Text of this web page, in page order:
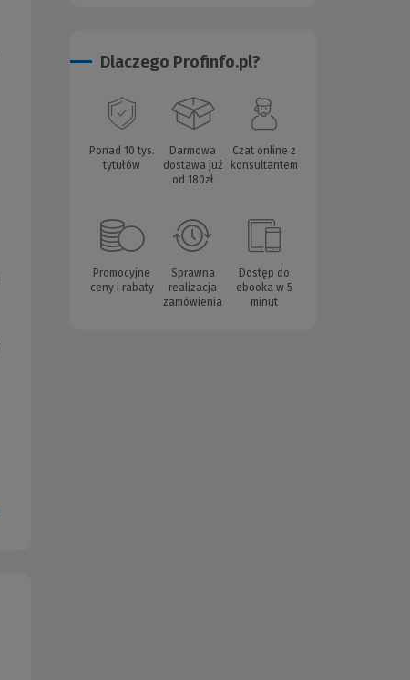
Dlaczego Profinfo.pl?
Ponad 10 tys.
tytułów
Darmowa
dostawa już
od 180zł
Czat online z
konsultantem
Promocyjne
ceny i rabaty
Sprawna
realizacja
zamówienia
Dostęp do
ebooka w 5
minut